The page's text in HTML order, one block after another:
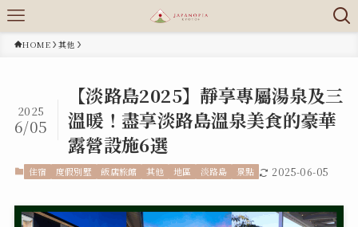
HOME 其他
【淡路島2025】靜享專屬湯泉及三
溫暖！盡享淡路島溫泉美食的豪華
露營設施6選
2025
6/05
住宿 度假別墅 飯店旅館 其他 地區 淡路島 景點 2025-06-05